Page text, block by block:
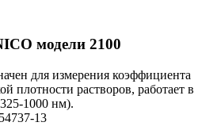
модели 2100
для измерения коэффициента
плотности растворов, работает в
1000 нм).
13